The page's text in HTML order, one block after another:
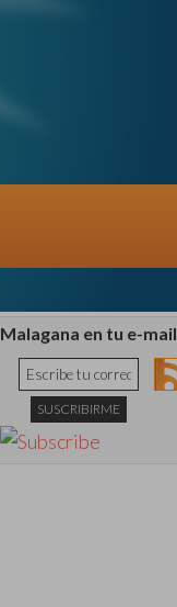
Malagana en tu e-mail